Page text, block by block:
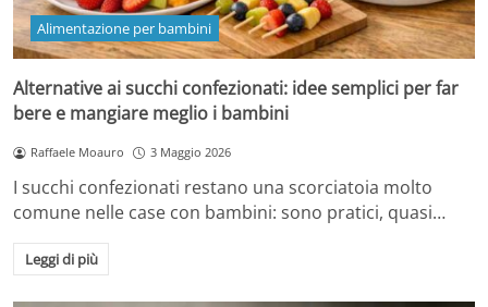
Alimentazione per bambini
Alternative ai succhi confezionati: idee semplici per far
bere e mangiare meglio i bambini
Raffaele Moauro 3 Maggio 2026
I succhi confezionati restano una scorciatoia molto
comune nelle case con bambini: sono pratici, quasi…
Leggi di più